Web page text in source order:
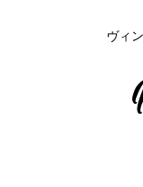
ヴィ